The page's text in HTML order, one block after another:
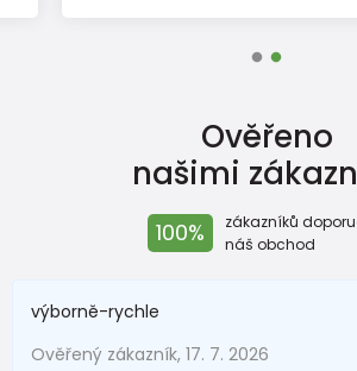
Ověřeno
našimi
100%
zákazníků
náš obchod
výborně-rychle
Ověřený zákazník, 17. 7. 2026